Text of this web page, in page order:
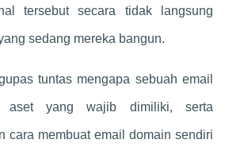
tersebut secara tidak langsung
sedang mereka bangun.
tuntas mengapa sebuah email
aset yang wajib dimiliki, serta
cara membuat email domain sendiri